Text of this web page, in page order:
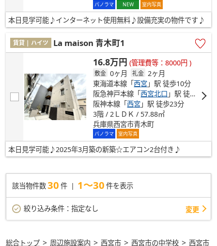
パノラマ NEW 室内写真
本日見学可能♪インターネット使用無料♪設備充実の物件です♪
賃貸 | ハイツ La maison 青木町1
16.8万円 (管理費等：8000円 )
敷金 0ヶ月 礼金 2ヶ月
東海道本線「西宮 」駅 徒歩10分
阪急神戸本線「西宮北口 」駅 徒歩14分
阪神本線「西宮 」駅 徒歩23分
3階 / 2ＬＤＫ / 57.88㎡
兵庫県西宮市青木町
パノラマ 室内写真
本日見学可能♪2025年3月築の新築☆エアコン2台付き♪
該当物件数30 件 1～30 件を表示
絞り込み条件： 指定なし 変更
総合トップ > 周辺施設案内 > 西宮市 > 西宮市の中学校 > 西宮市